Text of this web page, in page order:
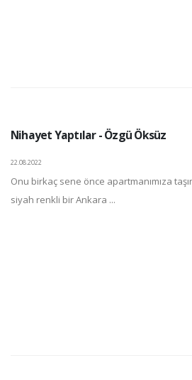
Nihayet Yaptılar - Özgü Öksüz
22.08.2022
Onu birkaç sene önce apartmanımıza
siyah renkli bir Ankara ...